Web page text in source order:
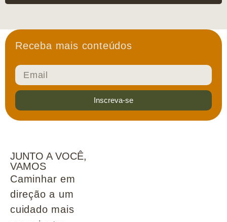
Receba mais conteúdos
Inscreva-se
JUNTO A VOCÊ,
VAMOS
Caminhar em
direção a um
cuidado mais